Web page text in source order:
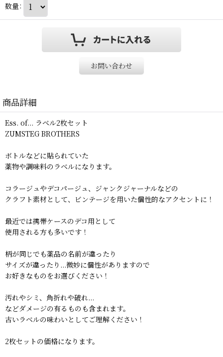
数量:
お問い合わせ
商品詳細
Ess. of... ラベル2枚セット
ZUMSTEG BROTHERS
ボトルなどに貼られていた
薬物や調味料のラベルになります。
コラージュやデコパージュ、ジャンクジャーナルなどの
クラフト素材として、ビンテージを用いた個性的なアクセントに！
最近では携帯ケースのデコ用として
使用される方も多いです！
柄が同じでも薬品の名前が違ったり
サイズが違ったり...微妙に個性がありますので
お好きなものをお選びください！
汚れやシミ、角折れや破れ...
などダメージの有るものも含まれます。
古いラベルの味わいとしてご理解ください！
2枚セットの価格になります。